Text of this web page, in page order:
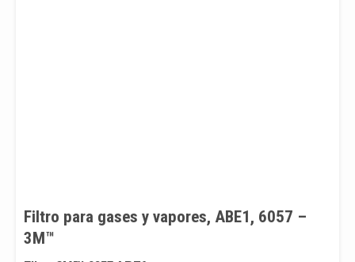
Filtro para gases y vapores, ABE1, 6057 –
3M™